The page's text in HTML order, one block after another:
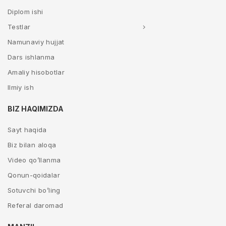
Diplom ishi
Testlar
Namunaviy hujjat
Dars ishlanma
Amaliy hisobotlar
Ilmiy ish
BIZ HAQIMIZDA
Sayt haqida
Biz bilan aloqa
Video qo’llanma
Qonun-qoidalar
Sotuvchi bo’ling
Referal daromad